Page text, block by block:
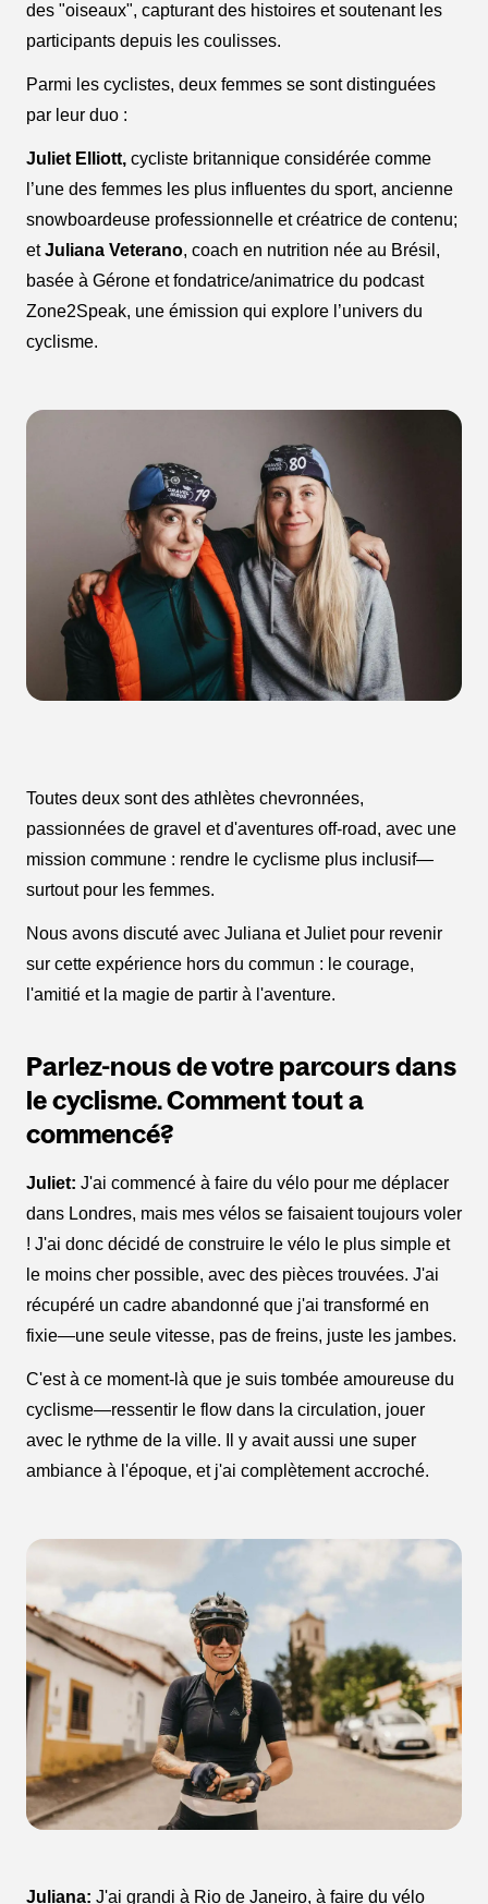
des "oiseaux", capturant des histoires et soutenant les
participants depuis les coulisses.
Parmi les cyclistes, deux femmes se sont distinguées
par leur duo :
Juliet Elliott, cycliste britannique considérée comme
l’une des femmes les plus influentes du sport, ancienne
snowboardeuse professionnelle et créatrice de contenu;
etJuliana Veterano, coach en nutrition née au Brésil,
basée à Gérone et fondatrice/animatrice du podcast
Zone2Speak, une émission qui explore l’univers du
cyclisme.
Toutes deux sont des athlètes chevronnées,
passionnées de gravel et d'aventures off-road, avec une
mission commune : rendre le cyclisme plus inclusif—
surtout pour les femmes.
Nous avons discuté avec Juliana et Juliet pour revenir
sur cette expérience hors du commun : le courage,
l'amitié et la magie de partir à l'aventure.
Parlez-nous de votre parcours dans
le cyclisme. Comment tout a
commencé?
Juliet: J'ai commencé à faire du vélo pour me déplacer
dans Londres, mais mes vélos se faisaient toujours voler
! J'ai donc décidé de construire le vélo le plus simple et
le moins cher possible, avec des pièces trouvées. J'ai
récupéré un cadre abandonné que j'ai transformé en
fixie—une seule vitesse, pas de freins, juste les jambes.
C'est à ce moment-là que je suis tombée amoureuse du
cyclisme—ressentir le flow dans la circulation, jouer
avec le rythme de la ville. Il y avait aussi une super
ambiance à l'époque, et j'ai complètement accroché.
Juliana: J'ai grandi à Rio de Janeiro, à faire du vélo